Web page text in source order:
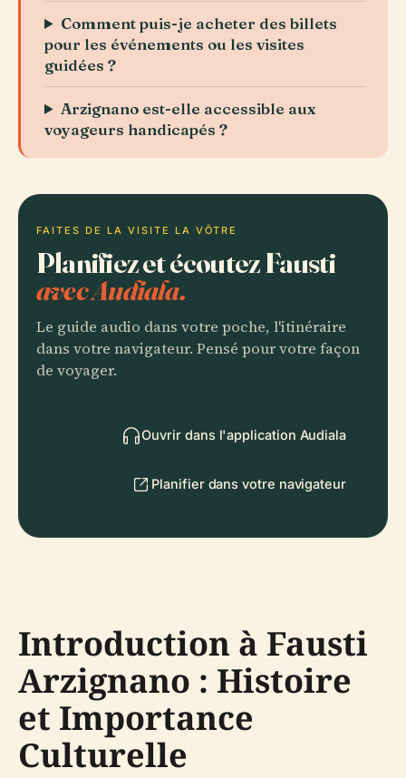
Comment puis-je acheter des billets
pour les événements ou les visites
guidées ?
Arzignano est-elle accessible aux
voyageurs handicapés ?
FAITES DE LA VISITE LA VÔTRE
Planifiez et écoutez Fausti
avec Audiala.
Le guide audio dans votre poche, l'itinéraire
dans votre navigateur. Pensé pour votre façon
de voyager.
Ouvrir dans l'application Audiala
Planifier dans votre navigateur
Introduction à Fausti
Arzignano : Histoire
et Importance
Culturelle